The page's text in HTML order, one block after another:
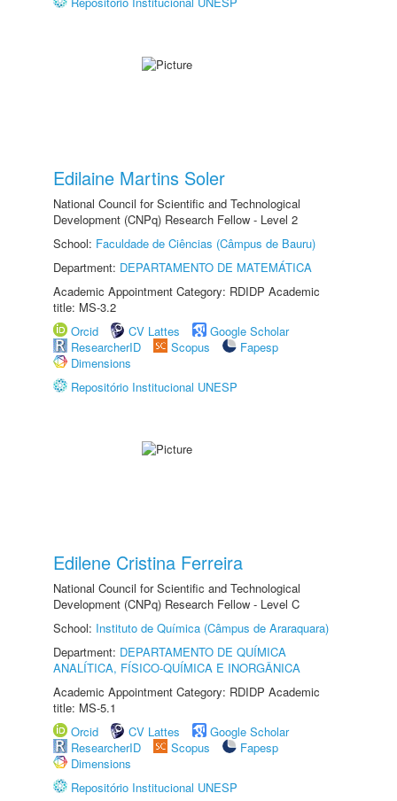
Edilaine Martins Soler
National Council for Scientific and Technological
Development (CNPq) Research Fellow - Level 2
School: Faculdade de Ciências (Câmpus de Bauru)
Department: DEPARTAMENTO DE MATEMÁTICA
Academic Appointment Category: RDIDP Academic
title: MS-3.2
Orcid
CV Lattes
Google Scholar
ResearcherID
Scopus
Fapesp
Dimensions
Repositório Institucional UNESP
Edilene Cristina Ferreira
National Council for Scientific and Technological
Development (CNPq) Research Fellow - Level C
School: Instituto de Química (Câmpus de Araraquara)
Department: DEPARTAMENTO DE QUÍMICA
ANALÍTICA, FÍSICO-QUÍMICA E INORGÂNICA
Academic Appointment Category: RDIDP Academic
title: MS-5.1
Orcid
CV Lattes
Google Scholar
ResearcherID
Scopus
Fapesp
Dimensions
Repositório Institucional UNESP